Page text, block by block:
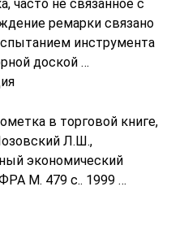
часто не связанное с
ремарки связано
инструмента
доской …
в торговой книге,
Л.Ш.,
экономический
М. 479 с.. 1999 …